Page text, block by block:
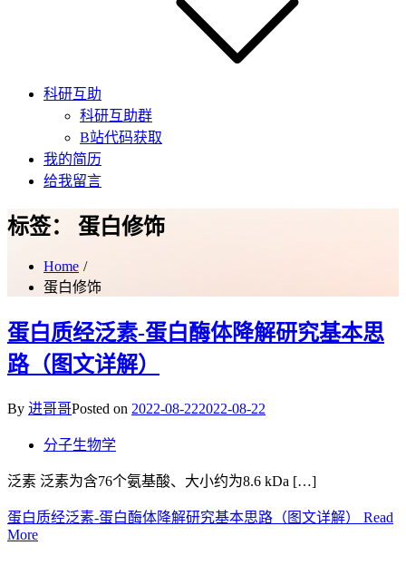
科研互助
科研互助群
B站代码获取
我的简历
给我留言
标签： 蛋白修饰
Home
蛋白修饰
蛋白质经泛素-蛋白酶体降解研究基本思
路（图文详解）
By 进哥哥Posted on 2022-08-222022-08-22
分子生物学
泛素 泛素为含76个氨基酸、大小约为8.6 kDa […]
蛋白质经泛素-蛋白酶体降解研究基本思路（图文详解）
Read
More